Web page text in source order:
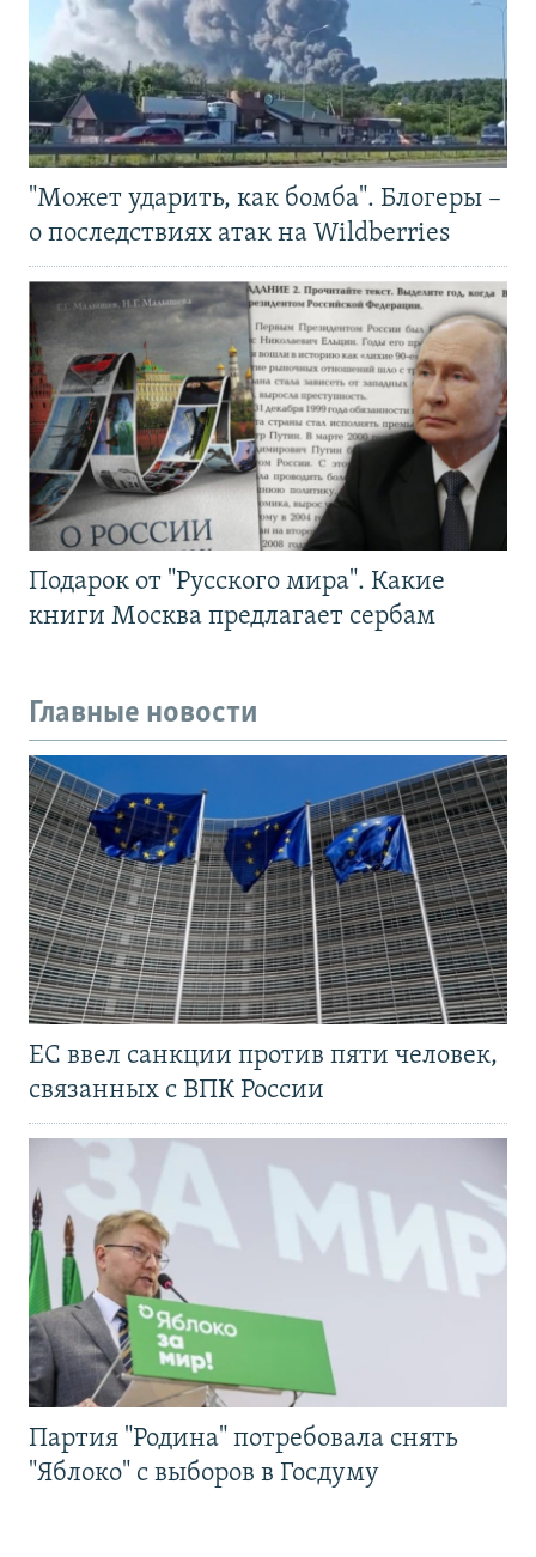
"Может ударить, как бомба". Блогеры –
о последствиях атак на Wildberries
Подарок от "Русского мира". Какие
книги Москва предлагает сербам
Главные новости
ЕС ввел санкции против пяти человек,
связанных с ВПК России
Партия "Родина" потребовала снять
"Яблоко" с выборов в Госдуму